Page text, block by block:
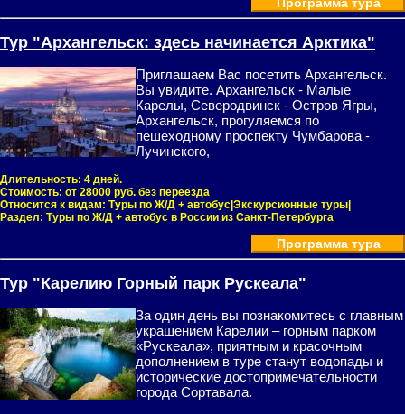
Тур "Архангельск: здесь начинается Арктика"
Приглашаем Вас посетить Архангельск.
Вы увидите. Архангельск - Малые
Карелы, Северодвинск - Остров Ягры,
Архангельск, прогуляемся по
пешеходному проспекту Чумбарова -
Лучинского,
Длительность: 4 дней.
Стоимость: от 28000 руб. без переезда
Относится к видам: Туры по Ж/Д + автобус|Экскурсионные туры|
Раздел: Туры по Ж/Д + автобус в России из Санкт-Петербурга
Программа тура
Тур "Карелию Горный парк Рускеала"
За один день вы познакомитесь с главным
украшением Карелии – горным парком
«Рускеала», приятным и красочным
дополнением в туре станут водопады и
исторические достопримечательности
города Сортавала.